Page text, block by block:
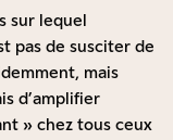
sur lequel
pas de susciter de
mais
d’amplifier
» chez tous ceux